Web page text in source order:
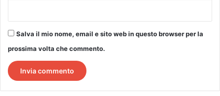
Salva il mio nome, email e sito web in questo browser per la
prossima volta che commento.